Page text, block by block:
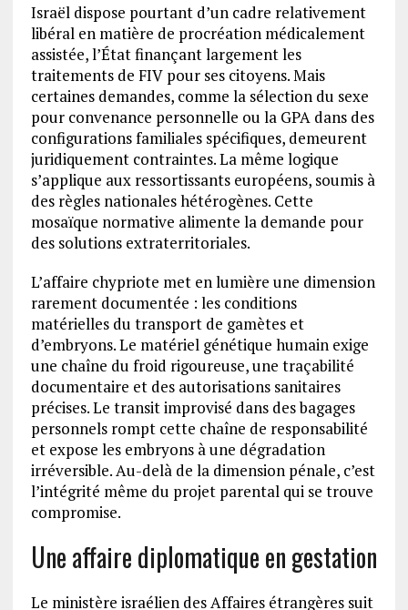
Israël dispose pourtant d’un cadre relativement
libéral en matière de procréation médicalement
assistée, l’État finançant largement les
traitements de FIV pour ses citoyens. Mais
certaines demandes, comme la sélection du sexe
pour convenance personnelle ou la GPA dans des
configurations familiales spécifiques, demeurent
juridiquement contraintes. La même logique
s’applique aux ressortissants européens, soumis à
des règles nationales hétérogènes. Cette
mosaïque normative alimente la demande pour
des solutions extraterritoriales.
L’affaire chypriote met en lumière une dimension
rarement documentée : les conditions
matérielles du transport de gamètes et
d’embryons. Le matériel génétique humain exige
une chaîne du froid rigoureuse, une traçabilité
documentaire et des autorisations sanitaires
précises. Le transit improvisé dans des bagages
personnels rompt cette chaîne de responsabilité
et expose les embryons à une dégradation
irréversible. Au-delà de la dimension pénale, c’est
l’intégrité même du projet parental qui se trouve
compromise.
Une affaire diplomatique en gestation
Le ministère israélien des Affaires étrangères suit